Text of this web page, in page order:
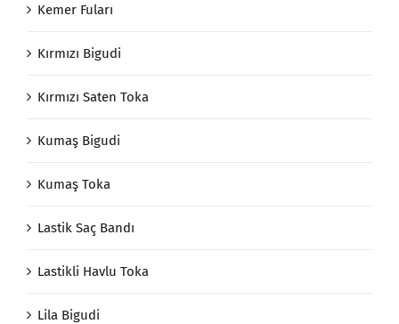
Kemer Fuları
Kırmızı Bigudi
Kırmızı Saten Toka
Kumaş Bigudi
Kumaş Toka
Lastik Saç Bandı
Lastikli Havlu Toka
Lila Bigudi